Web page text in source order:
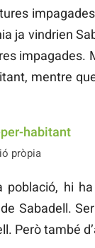
ja vindrien
impagades.
mentre
pròpia
població, hi
Sabadell.
Però també